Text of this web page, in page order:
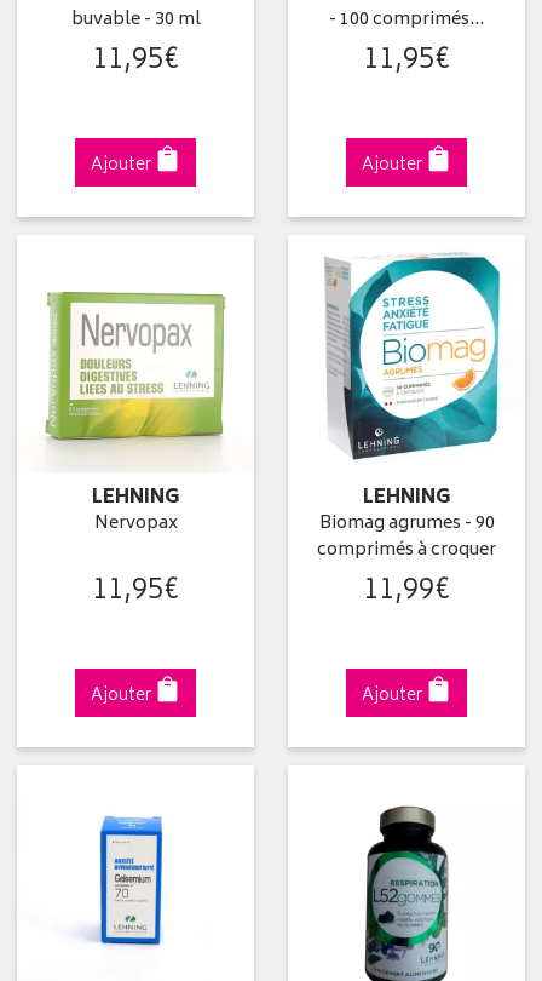
buvable - 30 ml
11,95€
Ajouter
- 100 comprimés…
11,95€
Ajouter
LEHNING
Nervopax
11,95€
Ajouter
LEHNING
Biomag agrumes - 90
comprimés à croquer
11,99€
Ajouter